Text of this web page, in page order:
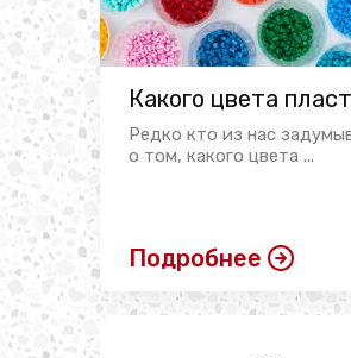
Какого цвета
Редко кто из нас
о том, какого цвета ...
Подробнее